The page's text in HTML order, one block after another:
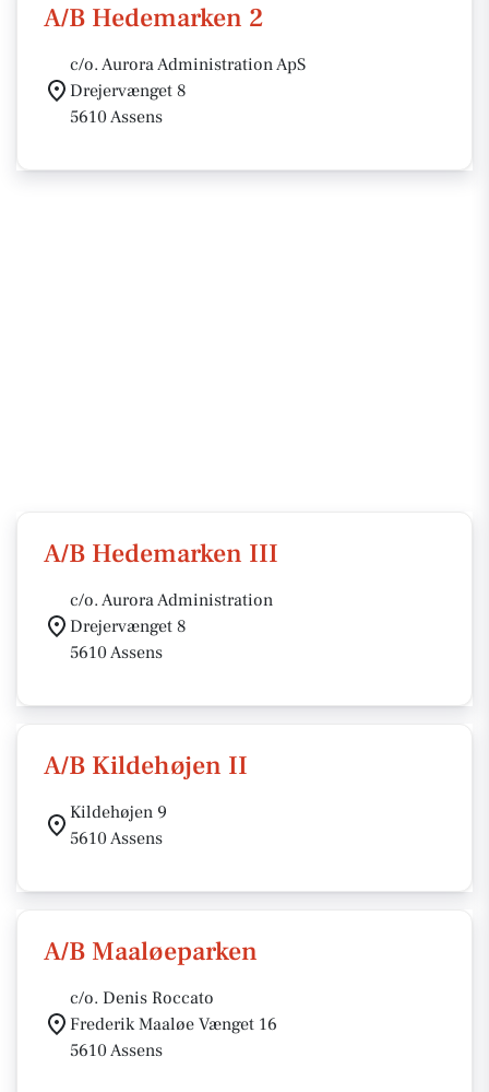
A/B Hedemarken 2
c/o. Aurora Administration ApS
Drejervænget 8
5610 Assens
A/B Hedemarken III
c/o. Aurora Administration
Drejervænget 8
5610 Assens
A/B Kildehøjen II
Kildehøjen 9
5610 Assens
A/B Maaløeparken
c/o. Denis Roccato
Frederik Maaløe Vænget 16
5610 Assens